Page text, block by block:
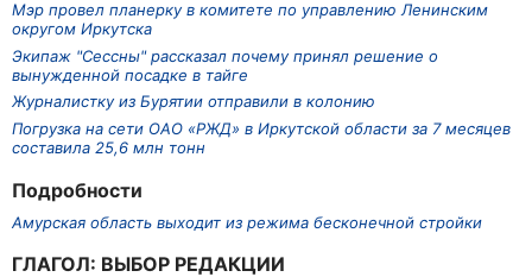
Мэр провел планерку в комитете по управлению Ленинским
округом Иркутска
Экипаж "Сессны" рассказал почему принял решение о
вынужденной посадке в тайге
Журналистку из Бурятии отправили в колонию
Погрузка на сети ОАО «РЖД» в Иркутской области за 7 месяцев
составила 25,6 млн тонн
Подробности
Амурская область выходит из режима бесконечной стройки
ГЛАГОЛ: ВЫБОР РЕДАКЦИИ